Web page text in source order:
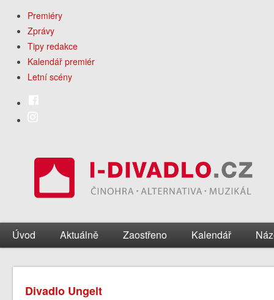
Premiéry
Zprávy
Tipy redakce
Kalendář premiér
Letní scény
Úvod Aktuálně Zaostřeno Kalendář
Divadlo Ungelt